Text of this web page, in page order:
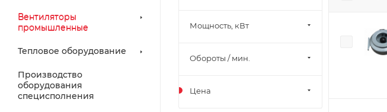
Вентиляторы
промышленные
Тепловое оборудование
Производство
оборудования
специсполнения
Мощность, кВт
Обороты / мин.
Цена